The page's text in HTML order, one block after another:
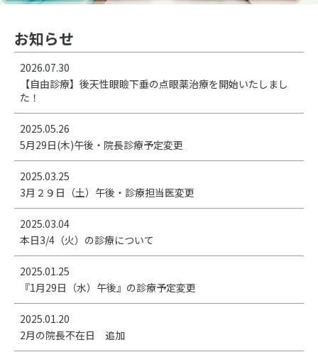
お知らせ
2026.07.30
【自由診療】後天性眼瞼下垂の点眼薬治療を開始いたしまし
た！
2025.05.26
5月29日(木)午後・院長診療予定変更
2025.03.25
3月２９日（土）午後・診療担当医変更
2025.03.04
本日3/4（火）の診療について
2025.01.25
『1月29日（水）午後』の診療予定変更
2025.01.20
2月の院長不在日 追加